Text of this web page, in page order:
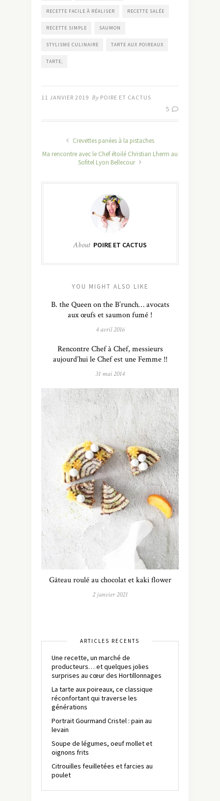
RECETTE FACILE À RÉALISER RECETTE SALÉE
RECETTE SIMPLE SAUMON
STYLISME CULINAIRE TARTE AUX POIREAUX
TARTE;
11 JANVIER 2019 By POIRE ET CACTUS
5
Crevettes panées à la pistaches
Ma rencontre avec le Chef étoilé Christian Lherm au
Sofitel Lyon Bellecour
About POIRE ET CACTUS
YOU MIGHT ALSO LIKE
B. the Queen on the B’runch… avocats
aux œufs et saumon fumé !
4 avril 2016
Rencontre Chef à Chef, messieurs
aujourd’hui le Chef est une Femme !!
31 mai 2014
Gâteau roulé au chocolat et kaki flower
2 janvier 2021
ARTICLES RÉCENTS
Une recette, un marché de
producteurs… et quelques jolies
surprises au cœur des Hortillonnages
La tarte aux poireaux, ce classique
réconfortant qui traverse les
générations
Portrait Gourmand Cristel : pain au
levain
Soupe de légumes, oeuf mollet et
oignons frits
Citrouilles feuilletées et farcies au
poulet